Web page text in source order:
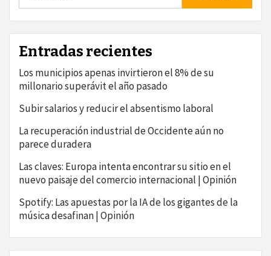
Entradas recientes
Los municipios apenas invirtieron el 8% de su
millonario superávit el año pasado
Subir salarios y reducir el absentismo laboral
La recuperación industrial de Occidente aún no
parece duradera
Las claves: Europa intenta encontrar su sitio en el
nuevo paisaje del comercio internacional | Opinión
Spotify: Las apuestas por la IA de los gigantes de la
música desafinan | Opinión